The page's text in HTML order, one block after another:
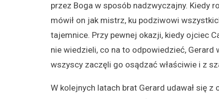
przez Boga w sposób nadzwyczajny. Kiedy
mówił on jak mistrz, ku podziwowi
tajemnice. Przy pewnej okazji, kiedy ojciec
nie wiedzieli, co na to odpowiedzieć,
wszyscy zaczęli go osądzać właściwie i z
W kolejnych latach brat Gerard udawał się